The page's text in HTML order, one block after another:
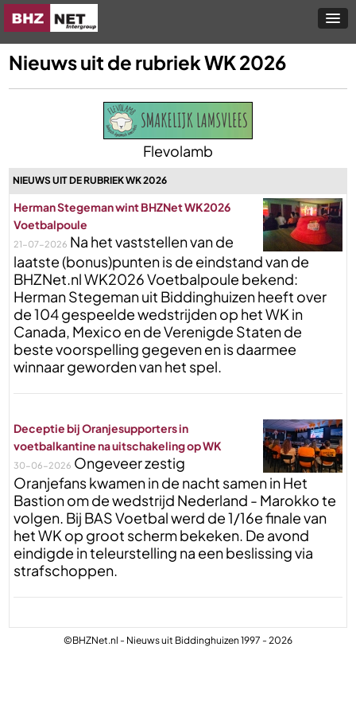
Nieuws uit de rubriek WK 2026
Flevolamb
NIEUWS UIT DE RUBRIEK WK 2026
Herman Stegeman wint BHZNet WK2026
Voetbalpoule
21-07-2026 Na het vaststellen van de
laatste (bonus)punten is de eindstand van de
BHZNet.nl WK2026 Voetbalpoule bekend:
Herman Stegeman uit Biddinghuizen heeft over
de 104 gespeelde wedstrijden op het WK in
Canada, Mexico en de Verenigde Staten de
beste voorspelling gegeven en is daarmee
winnaar geworden van het spel.
Deceptie bij Oranjesupporters in
voetbalkantine na uitschakeling op WK
30-06-2026 Ongeveer zestig
Oranjefans kwamen in de nacht samen in Het
Bastion om de wedstrijd Nederland - Marokko te
volgen. Bij BAS Voetbal werd de 1/16e finale van
het WK op groot scherm bekeken. De avond
eindigde in teleurstelling na een beslissing via
strafschoppen.
©BHZNet.nl - Nieuws uit Biddinghuizen 1997 - 2026